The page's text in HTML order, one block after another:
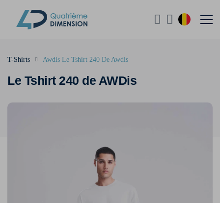
Le Tshirt 240 de AWDis
T-Shirts Awdis Le Tshirt 240 De Awdis